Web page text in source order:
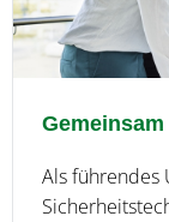
Als führendes